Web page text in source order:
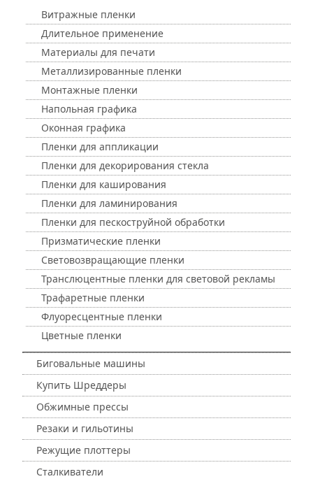
Витражные пленки
Длительное применение
Материалы для печати
Металлизированные пленки
Монтажные пленки
Напольная графика
Оконная графика
Пленки для аппликации
Пленки для декорирования стекла
Пленки для каширования
Пленки для ламинирования
Пленки для пескоструйной обработки
Призматические пленки
Световозвращающие пленки
Транслюцентные пленки для световой рекламы
Трафаретные пленки
Флуоресцентные пленки
Цветные пленки
Биговальные машины
Купить Шреддеры
Обжимные прессы
Резаки и гильотины
Режущие плоттеры
Сталкиватели